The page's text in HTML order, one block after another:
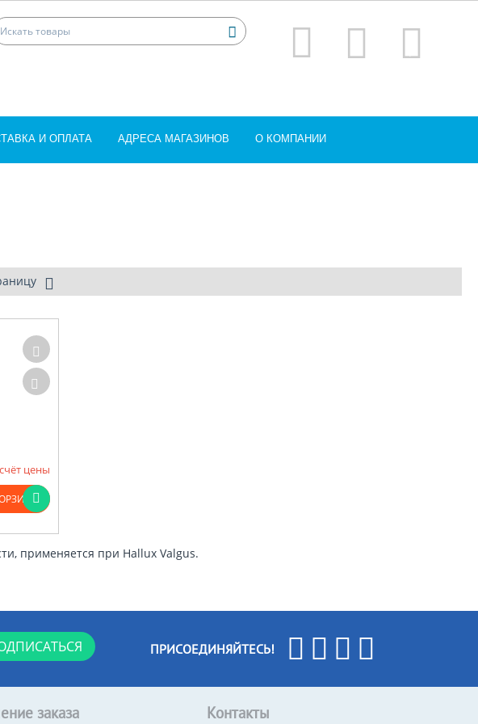
И ОПЛАТА АДРЕСА МАГАЗИНОВ О КОМПАНИИ
цены
применяется при Hallux Valgus.
ПРИСОЕДИНЯЙТЕСЬ!
заказа Контакты